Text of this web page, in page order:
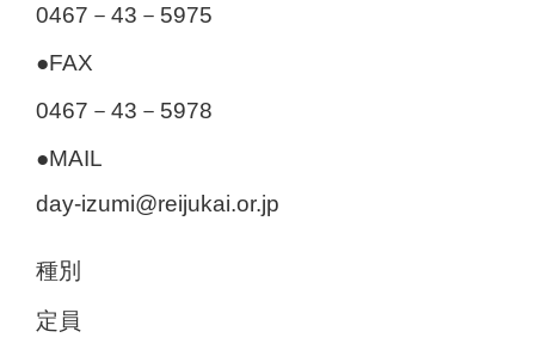
0467－43－5975
●FAX
0467－43－5978
●MAIL
day-izumi@reijukai.or.jp
種別
定員